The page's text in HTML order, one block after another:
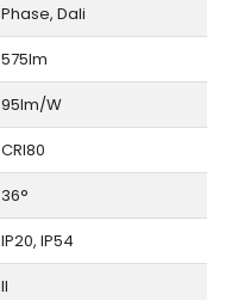
Phase, Dali
575lm
95lm/W
CRI80
36°
IP20, IP54
II